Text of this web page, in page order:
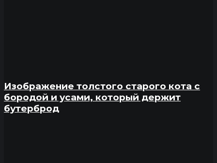
Изображение толстого старого кота с
бородой и усами, который держит
бутерброд